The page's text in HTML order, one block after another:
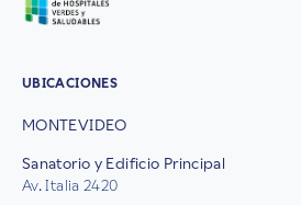
UBICACIONES
MONTEVIDEO
Sanatorio y Edificio Principal
Av. Italia 2420